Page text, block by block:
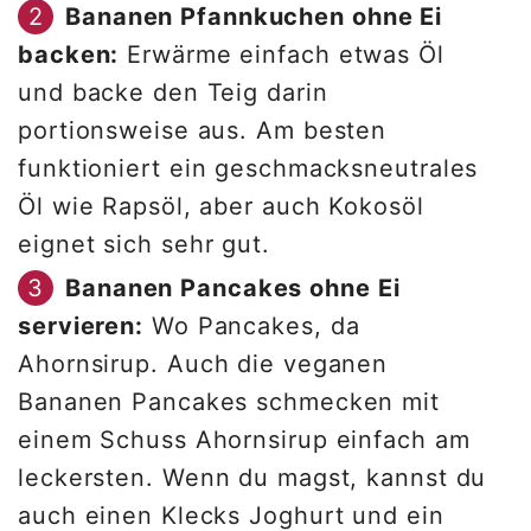
Bananen Pfannkuchen ohne Ei
backen: Erwärme einfach etwas Öl
und backe den Teig darin
portionsweise aus. Am besten
funktioniert ein geschmacksneutrales
Öl wie Rapsöl, aber auch Kokosöl
eignet sich sehr gut.
Bananen Pancakes ohne Ei
servieren: Wo Pancakes, da
Ahornsirup. Auch die veganen
Bananen Pancakes schmecken mit
einem Schuss Ahornsirup einfach am
leckersten. Wenn du magst, kannst du
auch einen Klecks Joghurt und ein